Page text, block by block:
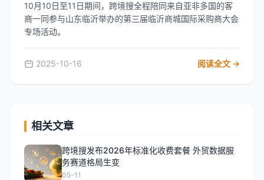
10月10日至11日期间，跨境搜全程陪同来自亚非多国的客
商一同参与山东临沂举办的第三届临沂商城国际采购商大会
专场活动。
2025-10-16 阅读全文 →
相关文章
跨境搜发布2026年标准化收费套餐 外贸数据服
务赛道格局生变
05-11